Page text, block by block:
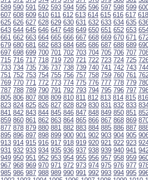
589 590 591 592 593 594 595 596 597 598 599
607 608 609 610 611 612 613 614 615 616 617 618
625 626 627 628 629 630 631 632 633 634 635
643 644 645 646 647 648 649 650 651 652 653
661 662 663 664 665 666 667 668 669 670 671
679 680 681 682 683 684 685 686 687 688 689
697 698 699 700 701 702 703 704 705 706 707
715 716 717 718 719 720 721 722 723 724 725
733 734 735 736 737 738 739 740 741 742 743
751 752 753 754 755 756 757 758 759 760 761
769 770 771 772 773 774 775 776 777 778 779
787 788 789 790 791 792 793 794 795 796 797
805 806 807 808 809 810 811 812 813 814 815 816
823 824 825 826 827 828 829 830 831 832 833
841 842 843 844 845 846 847 848 849 850 851
859 860 861 862 863 864 865 866 867 868 869
877 878 879 880 881 882 883 884 885 886 887
895 896 897 898 899 900 901 902 903 904 905
913 914 915 916 917 918 919 920 921 922 923
931 932 933 934 935 936 937 938 939 940 941
949 950 951 952 953 954 955 956 957 958 959
967 968 969 970 971 972 973 974 975 976 977
985 986 987 988 989 990 991 992 993 994 995